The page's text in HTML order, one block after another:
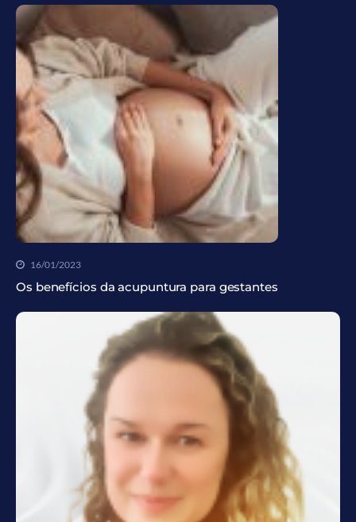
16/01/2023
Os benefícios da acupuntura para gestantes